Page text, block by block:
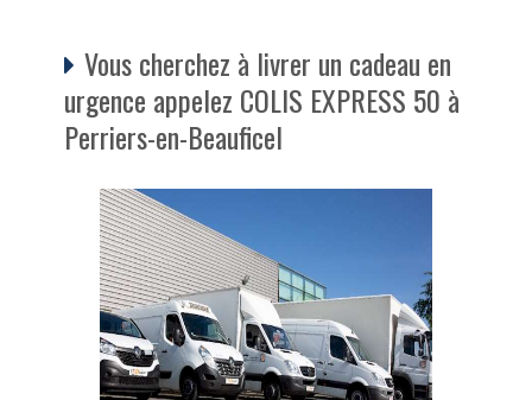
Vous cherchez à livrer un cadeau en
urgence appelez COLIS EXPRESS 50 à
Perriers-en-Beauficel